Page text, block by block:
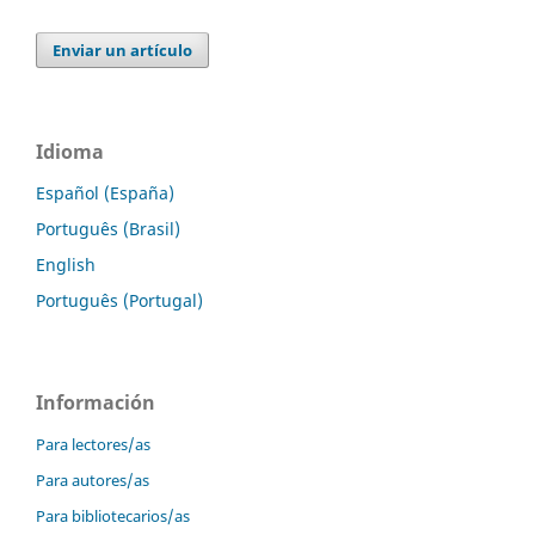
Enviar un artículo
Idioma
Español (España)
Português (Brasil)
English
Português (Portugal)
Información
Para lectores/as
Para autores/as
Para bibliotecarios/as